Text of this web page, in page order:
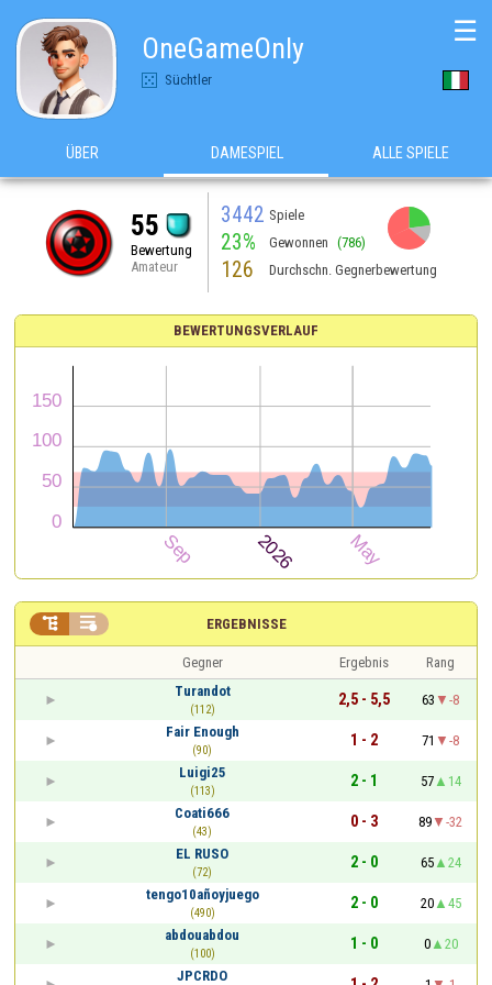
OneGameOnly
Süchtler
☰
ÜBER DAMESPIEL ALLE SPIELE
55
Bewertung
Amateur
3442 Spiele
23% Gewonnen (786)
126 Durchschn. Gegnerbewertung
BEWERTUNGSVERLAUF
ERGEBNISSE
 
Gegner Ergebnis
Rang
Turandot
(112)
2,5 - 5,5 63
-8
Fair Enough
(90)
1 - 2 71
-8
Luigi25
(113)
2 - 1 57
14
Coati666
(43)
0 - 3 89
-32
EL RUSO
(72)
2 - 0 65
24
tengo10añoyjuego
(490)
2 - 0 20
45
abdouabdou
(100)
1 - 0 0
20
JPCRDO